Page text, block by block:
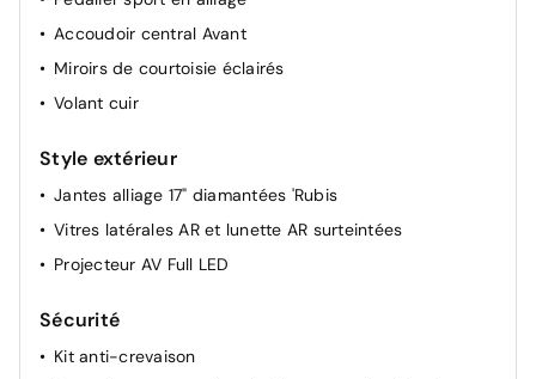
Rétroviseur intérieur Jour / Nuit Electrochrome
Siège conducteur mécanique avec réglage lombaire
Accoudoir central Avant
Miroirs de courtoisie éclairés
Volant cuir
Style extérieur
Jantes alliage 17" diamantées 'Rubis
Vitres latérales AR et lunette AR surteintées
Projecteur AV Full LED
Sécurité
Kit anti-crevaison